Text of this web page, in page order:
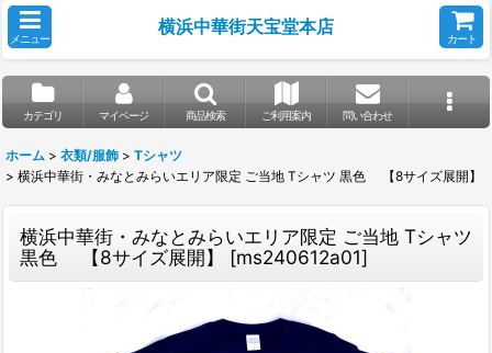
メニュー
横浜中華街天宝堂本店
カート
カテゴリ マイページ 商品検索 ご利用案内 問い合わせ
ホーム > 衣類/服飾 > Tシャツ
> 横浜中華街・みなとみらいエリア限定 ご当地 Tシャツ 黒色 【8サイズ展開】
横浜中華街・みなとみらいエリア限定 ご当地 Tシャツ
黒色 【8サイズ展開】
[ms240612a01]